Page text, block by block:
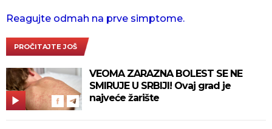
Reagujte odmah na prve simptome.
PROČITAJTE JOŠ
VEOMA ZARAZNA BOLEST SE NE
SMIRUJE U SRBIJI! Ovaj grad je
najveće žarište